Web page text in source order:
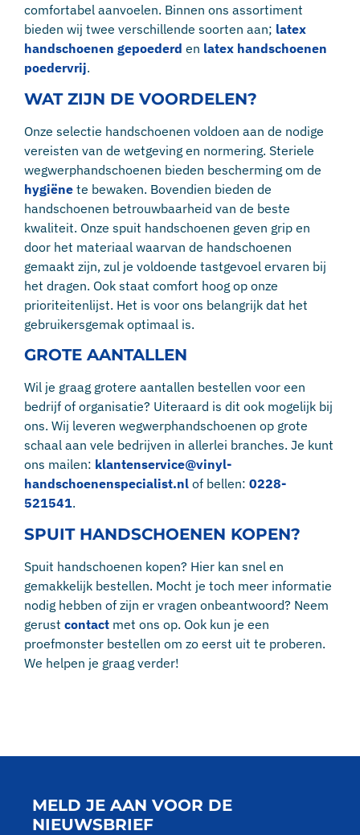
comfortabel aanvoelen. Binnen ons assortiment
bieden wij twee verschillende soorten aan; latex
handschoenen gepoederd en latex handschoenen
poedervrij.
WAT ZIJN DE VOORDELEN?
Onze selectie handschoenen voldoen aan de nodige
vereisten van de wetgeving en normering. Steriele
wegwerphandschoenen bieden bescherming om de
hygiëne te bewaken. Bovendien bieden de
handschoenen betrouwbaarheid van de beste
kwaliteit. Onze spuit handschoenen geven grip en
door het materiaal waarvan de handschoenen
gemaakt zijn, zul je voldoende tastgevoel ervaren bij
het dragen. Ook staat comfort hoog op onze
prioriteitenlijst. Het is voor ons belangrijk dat het
gebruikersgemak optimaal is.
GROTE AANTALLEN
Wil je graag grotere aantallen bestellen voor een
bedrijf of organisatie? Uiteraard is dit ook mogelijk bij
ons. Wij leveren wegwerphandschoenen op grote
schaal aan vele bedrijven in allerlei branches. Je kunt
ons mailen: klantenservice@vinyl-
handschoenenspecialist.nl of bellen: 0228-
521541.
SPUIT HANDSCHOENEN KOPEN?
Spuit handschoenen kopen? Hier kan snel en
gemakkelijk bestellen. Mocht je toch meer informatie
nodig hebben of zijn er vragen onbeantwoord? Neem
gerust contact met ons op. Ook kun je een
proefmonster bestellen om zo eerst uit te proberen.
We helpen je graag verder!
MELD JE AAN VOOR DE
NIEUWSBRIEF